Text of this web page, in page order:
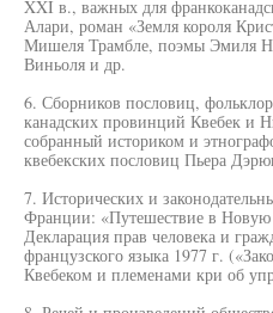
XXI в., важных для
Алари, роман «Земля короля
Мишеля Трамбле, поэмы Эмиля
Виньоля и др.
6. Сборников пословиц,
канадских провинций Квебек и
собранный историком и
квебекских пословиц Пьера
7. Исторических и
Франции: «Путешествие в
Декларация прав человека и
французского языка 1977 г.
Квебеком и племенами кри об